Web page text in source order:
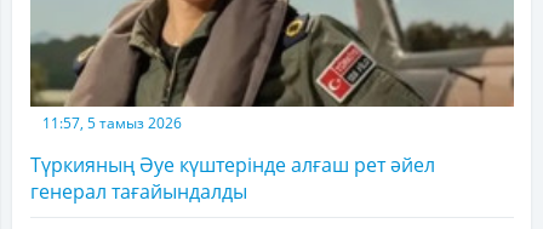
11:57, 5 тамыз 2026
Түркияның Әуе күштерінде алғаш рет әйел
генерал тағайындалды